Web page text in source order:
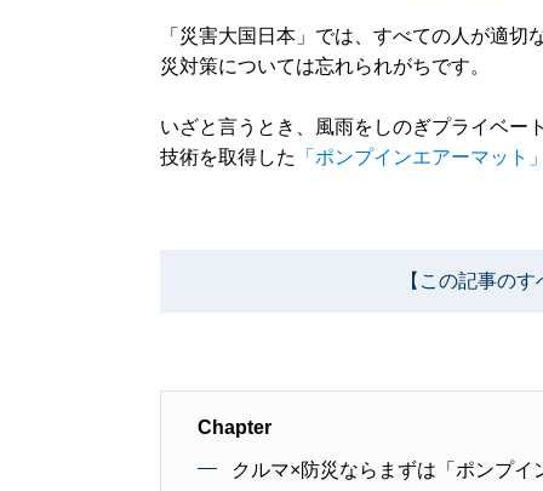
「災害大国日本」では、すべての人が適
災対策については忘れられがちです。
いざと言うとき、風雨をしのぎプライベー
技術を取得した
「ポンプインエアーマット
【この記事の
Chapter
クルマ×防災ならまずは「ポンプイ